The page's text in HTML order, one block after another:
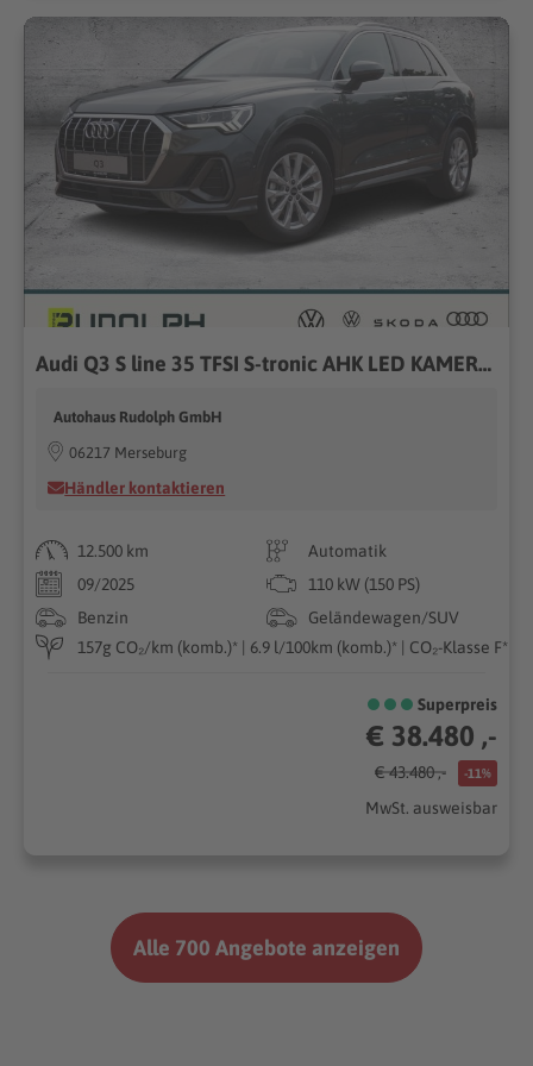
Audi Q3 S line 35 TFSI S-tronic AHK LED KAMERA ACC PDC
Autohaus Rudolph GmbH
06217 Merseburg
Händler kontaktieren
12.500 km
Automatik
09/2025
110 kW (150 PS)
Benzin
Geländewagen/SUV
157g CO₂/km (komb.)* | 6.9 l/100km (komb.)* | CO₂-Klasse F*
Superpreis
€ 38.480 ,-
€ 43.480 ,- -11%
MwSt. ausweisbar
Alle 700 Angebote anzeigen